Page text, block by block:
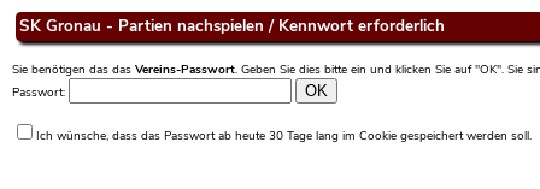
SK Gronau - Partien nachspielen / Kennwort erforderlich
Sie benötigen das das Vereins-Passwort. Geben Sie dies bitte ein und klicken Sie auf "OK". Sie
Passwort:
Ich wünsche, dass das Passwort ab heute 30 Tage lang im Cookie gespeichert werden soll.